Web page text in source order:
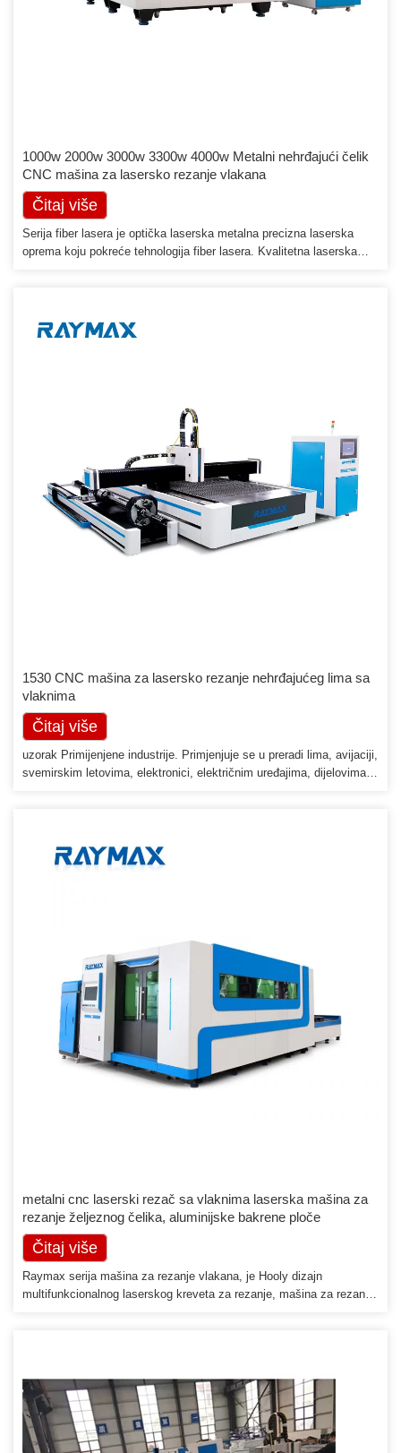
1000w 2000w 3000w 3300w 4000w Metalni nehrđajući čelik
CNC mašina za lasersko rezanje vlakana
Čitaj više
Serija fiber lasera je optička laserska metalna precizna laserska
oprema koju pokreće tehnologija fiber lasera. Kvalitetna laserska
Talasna dužina, koja je deset puta manja […]
1530 CNC mašina za lasersko rezanje nehrđajućeg lima sa
vlaknima
Čitaj više
uzorak Primijenjene industrije. Primjenjuje se u preradi lima, avijaciji,
svemirskim letovima, elektronici, električnim uređajima, dijelovima
reklamiranju, metalnoj stranoj obradi razno prerađivačke industrije.
Primijenjeni materijali. Uglavnom se koristi za rezanje ugljičnog
metalni cnc laserski rezač sa vlaknima laserska mašina za
rezanje željeznog čelika, aluminijske bakrene ploče
Čitaj više
Raymax serija mašina za rezanje vlakana, je Hooly dizajn
multifunkcionalnog laserskog kreveta za rezanje, mašina za rezanje
od konstrukcije za zavarivanje čelične ploče debljine 15 mm, a
portalna […]